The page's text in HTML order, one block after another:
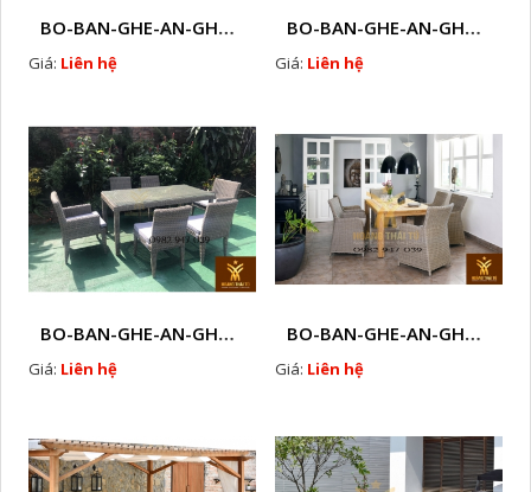
BO-BAN-GHE-AN-GHE-CAFE-MAY-NHUA-NGOAI-TROI-W102
Giá: Liên hệ
BO-BAN-GHE-AN-GHE-CAFE-MAY-NHUA-NGOAI-TROI-W103
Giá: Liên hệ
BO-BAN-GHE-AN-GHE-CAFE-MAY-NHUA-NGOAI-TROI-W104
Giá: Liên hệ
BO-BAN-GHE-AN-GHE-CAFE-MAY-NHUA-NGOAI-TROI-W105
Giá: Liên hệ